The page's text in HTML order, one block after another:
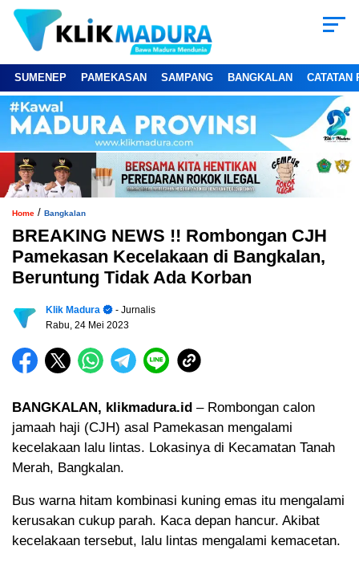
SUMENEP PAMEKASAN SAMPANG BANGKALAN CATATAN
Home / Bangkalan
BREAKING NEWS !! Rombongan CJH
Pamekasan Kecelakaan di Bangkalan,
Beruntung Tidak Ada Korban
Klik Madura
- Jurnalis
Rabu, 24 Mei 2023
BANGKALAN, klikmadura.id – Rombongan calon
jamaah haji (CJH) asal Pamekasan mengalami
kecelakaan lalu lintas. Lokasinya di Kecamatan Tanah
Merah, Bangkalan.
Bus warna hitam kombinasi kuning emas itu mengalami
kerusakan cukup parah. Kaca depan hancur. Akibat
kecelakaan tersebut, lalu lintas mengalami kemacetan.